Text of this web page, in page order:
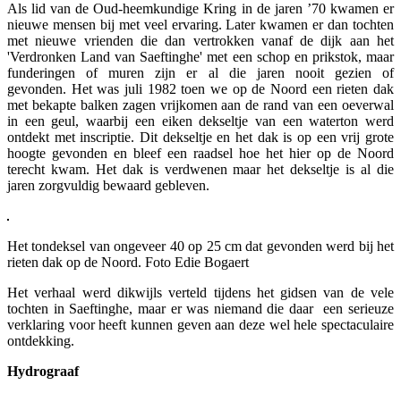
Als lid van de Oud-heemkundige Kring in de jaren ’70 kwamen er
nieuwe mensen bij met veel ervaring. Later kwamen er dan tochten
met nieuwe vrienden die dan vertrokken vanaf de dijk aan het
'Verdronken Land van Saeftinghe' met een schop en prikstok, maar
funderingen of muren zijn er al die jaren nooit gezien of
gevonden. Het was juli 1982 toen we op de Noord een rieten dak
met bekapte balken zagen vrijkomen aan de rand van een oeverwal
in een geul, waarbij een eiken dekseltje van een waterton werd
ontdekt met inscriptie. Dit dekseltje en het dak is op een vrij grote
hoogte gevonden en bleef een raadsel hoe het hier op de Noord
terecht kwam. Het dak is verdwenen maar het dekseltje is al die
jaren zorgvuldig bewaard gebleven.
Het tondeksel van ongeveer 40 op 25 cm dat gevonden werd bij het
rieten dak op de Noord. Foto Edie Bogaert
Het verhaal werd dikwijls verteld tijdens het gidsen van de vele
tochten in Saeftinghe, maar er was niemand die daar een serieuze
verklaring voor heeft kunnen geven aan deze wel hele spectaculaire
ontdekking.
Hydrograaf